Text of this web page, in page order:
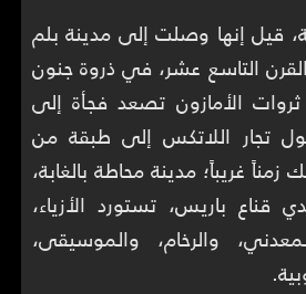
قيل إنها وصلت إلى مدينة بلم
القرن التاسع عشر، في ذروة جنون
الأمازون تصعد فجأة إلى
تجار اللاتكس إلى طبقة من
زمناً غريباً؛ مدينة محاطة بالغابة،
قناع باريس، تستورد الأزياء،
والرخام، والموسيقى،